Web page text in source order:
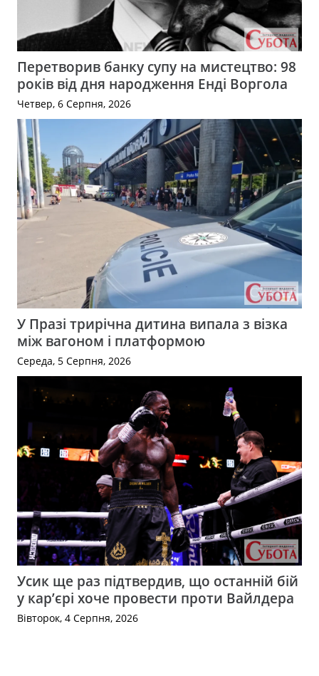
Перетворив банку супу на мистецтво: 98
років від дня народження Енді Воргола
Четвер, 6 Серпня, 2026
У Празі трирічна дитина випала з візка
між вагоном і платформою
Середа, 5 Серпня, 2026
Усик ще раз підтвердив, що останній бій
у кар’єрі хоче провести проти Вайлдера
Вівторок, 4 Серпня, 2026